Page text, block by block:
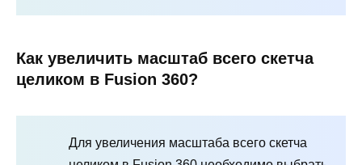
Как увеличить масштаб всего скетча
целиком в Fusion 360?
Для увеличения масштаба всего скетча